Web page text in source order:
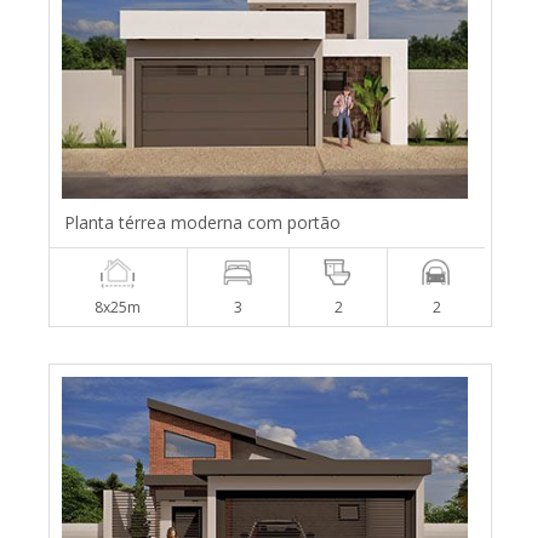
Planta térrea moderna com portão
8x25m 3 2 2